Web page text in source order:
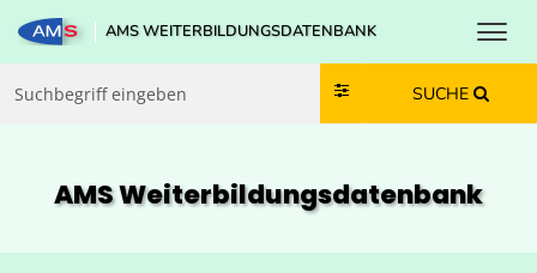
Zum Inhalt springen
Zum Navmenü springen
Zur Suche springen
Zur Footer springen
AMS WEITERBILDUNGSDATENBANK
SUCHE
AMS Weiterbildungs­datenbank